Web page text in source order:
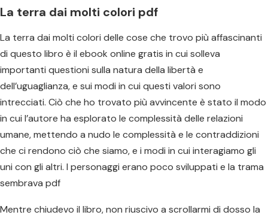
La terra dai molti colori pdf
La terra dai molti colori delle cose che trovo più affascinanti
di questo libro è il ebook online gratis in cui solleva
importanti questioni sulla natura della libertà e
dell’uguaglianza, e sui modi in cui questi valori sono
intrecciati. Ciò che ho trovato più avvincente è stato il modo
in cui l’autore ha esplorato le complessità delle relazioni
umane, mettendo a nudo le complessità e le contraddizioni
che ci rendono ciò che siamo, e i modi in cui interagiamo gli
uni con gli altri. I personaggi erano poco sviluppati e la trama
sembrava pdf
Mentre chiudevo il libro, non riuscivo a scrollarmi di dosso la